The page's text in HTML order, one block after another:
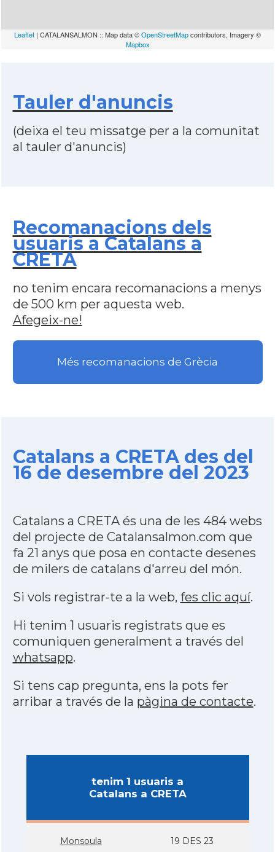
Leaflet | CATALANSALMON :: Map data ©OpenStreetMapcontributors, Imagery ©
Mapbox
Tauler d'anuncis
(deixa el teu missatge per a la comunitat
al tauler d'anuncis)
Recomanacions dels
usuaris a Catalans a
CRETA
no tenim encara recomanacions a menys
de 500 km per aquesta web.
Afegeix-ne!
Més recomanacions de Grècia
Catalans a CRETA des del
16 de desembre del 2023
Catalans a CRETA és una de les 484 webs
del projecte de Catalansalmon.com que
fa 21 anys que posa en contacte desenes
de milers de catalans d'arreu del món.
Si vols registrar-te a la web, fes clic aquí.
Hi tenim 1 usuaris registrats que es
comuniquen generalment a través del
whatsapp.
Si tens cap pregunta, ens la pots fer
arribar a través de la pàgina de contacte.
tenim 1 usuaris a
Catalans a CRETA
Monsoula 19 DES 23